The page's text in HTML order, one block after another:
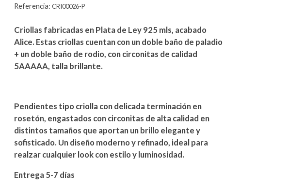
Referencia:CRI00026-P
Criollas fabricadas en Plata de Ley 925 mls, acabado
Alice. Estas criollas cuentan con un doble baño de paladio
+ un doble baño de rodio, con circonitas de calidad
5AAAAA, talla brillante.
Pendientes tipo criolla con delicada terminación en
rosetón, engastados con circonitas de alta calidad en
distintos tamaños que aportan un brillo elegante y
sofisticado. Un diseño moderno y refinado, ideal para
realzar cualquier look con estilo y luminosidad.
Entrega 5-7 días